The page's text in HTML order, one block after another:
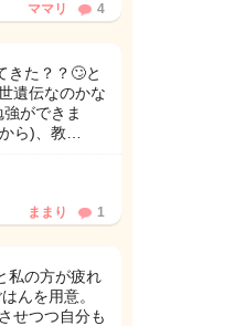
ママリ 4
きた？？🙄と
遺伝なのかな
ができま
ら)、教…
ままり 1
私の方が疲れ
んを用意。
せつつ自分も